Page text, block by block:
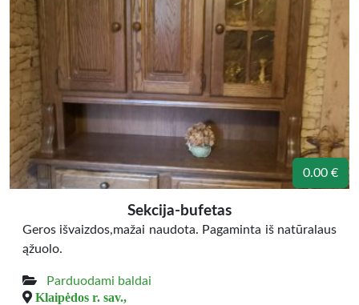
0.00 €
Sekcija-bufetas
Geros išvaizdos,mažai naudota. Pagaminta iš natūralaus
ąžuolo.
Parduodami baldai
Klaipėdos r. sav.,